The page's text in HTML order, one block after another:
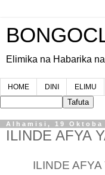
Elimika na Habarika
HOME DINI ELIMU
Alhamisi, 19 Oktoba
ILINDE AFYA
ILINDE